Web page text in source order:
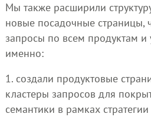
Мы также расширили
новые посадочные страницы,
запросы по всем продуктам и
именно:
1. создали продуктовые
кластеры запросов для
семантики в рамках